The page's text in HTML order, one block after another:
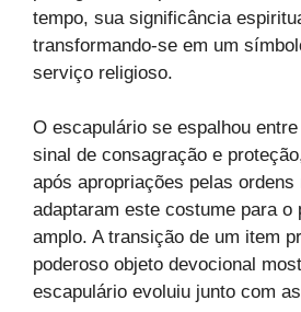
tempo, sua significância
transformando-se em um
serviço religioso.
O escapulário se espalhou
sinal de consagração e
após apropriações pelas
adaptaram este costume para o
amplo. A transição de um item
poderoso objeto devocional
escapulário evoluiu junto com